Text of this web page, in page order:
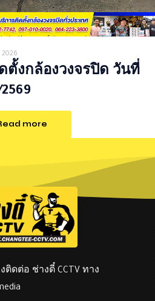
2026
ตั้งกล้องวงจรปิด วันที่
more
ติดต่อ ช่างตี๋ CCTV ทาง